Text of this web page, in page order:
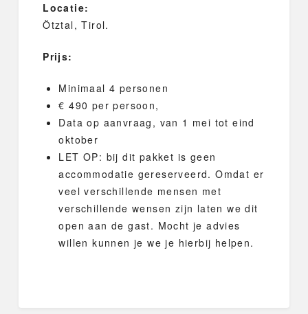
Locatie:
Ötztal, Tirol.
Prijs:
Minimaal 4 personen
€ 490 per persoon,
Data op aanvraag, van 1 mei tot eind
oktober
LET OP: bij dit pakket is geen
accommodatie gereserveerd. Omdat er
veel verschillende mensen met
verschillende wensen zijn laten we dit
open aan de gast. Mocht je advies
willen kunnen je we je hierbij helpen.